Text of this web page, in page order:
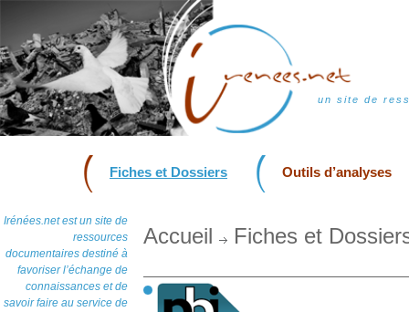
un site de
Fiches et Dossiers Outils d’analyses
Irénées.net est un site de
ressources
documentaires destiné à
favoriser l’échange de
connaissances et de
savoir faire au service de
Accueil Fiches et